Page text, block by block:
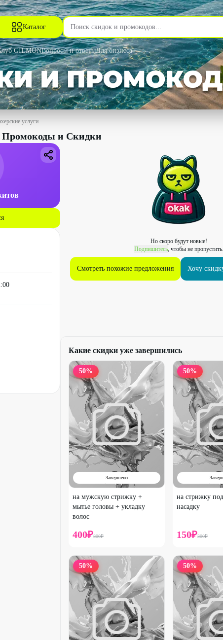
Каталог
GILMONВопросы и ответыДля бизнеса
услуги
и Скидки
Но скоро будут новые!
Подпишитесь, чтобы не пропустить.
Смотреть похожие предложения Хочу
Какие скидки уже завершились
Завершено
50%
на мужскую стрижку +
мытье головы + укладку
волос
400₽800₽
50%
на стрижку
насадку
150₽300₽
50% 50%